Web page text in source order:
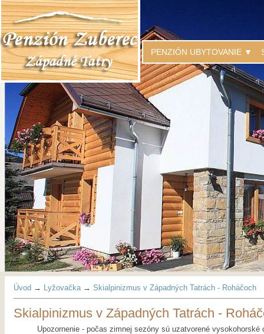
PENZIÓN UBYTOVANIE ▼
Úvod → Lyžovačka→ Skialpinizmus v Západných Tatrách - Roháčoch
Skialpinizmus v Západných Tatrách -
Upozornenie - počas zimnej sezóny sú uzatvorené vysokohorské